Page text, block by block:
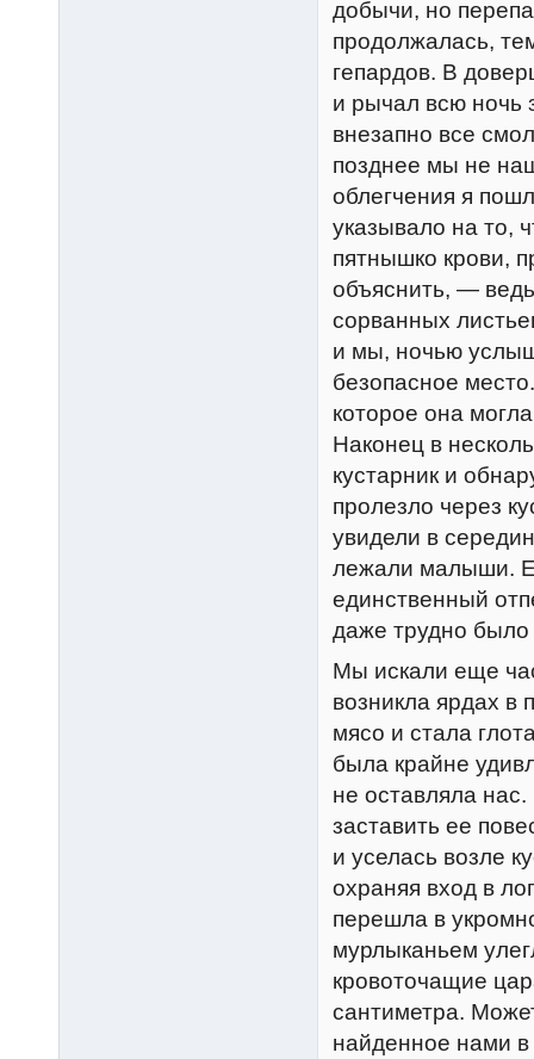
добычи, но
продолжалась,
гепардов. В
и рычал всю ночь
внезапно все
позднее мы не
облегчения я
указывало на то,
пятнышко крови,
объяснить, —
сорванных
и мы, ночью
безопасное
которое она
Наконец в
кустарник и
пролезло через
увидели в
лежали малыши.
единственный
даже трудно было
Мы искали еще
возникла ярдах в
мясо и стала
была крайне
не оставляла
заставить ее
и уселась возле
охраняя вход в
перешла в
мурлыканьем
кровоточащие
сантиметра.
найденное нами в